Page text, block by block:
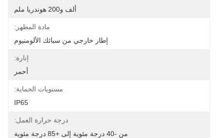
ألف و200 هوندريا ملم
مادة المظهر:
إطار خارجي من سبائك الألومنيوم
إنارة:
أحمر
مستويات الحماية:
IP65
درجة حرارة العمل:
من -40 درجة مئوية إلى +85 درجة مئوية